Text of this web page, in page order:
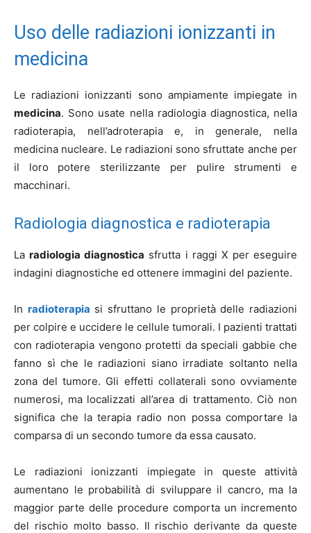
Uso delle radiazioni ionizzanti in
medicina
Le radiazioni ionizzanti sono ampiamente impiegate in
medicina. Sono usate nella radiologia diagnostica, nella
radioterapia, nell’adroterapia e, in generale, nella
medicina nucleare. Le radiazioni sono sfruttate anche per
il loro potere sterilizzante per pulire strumenti e
macchinari.
Radiologia diagnostica e radioterapia
Laradiologia diagnostica sfrutta i raggi X per eseguire
indagini diagnostiche ed ottenere immagini del paziente.
In radioterapia si sfruttano le proprietà delle radiazioni
per colpire e uccidere le cellule tumorali. I pazienti trattati
con radioterapia vengono protetti da speciali gabbie che
fanno sì che le radiazioni siano irradiate soltanto nella
zona del tumore. Gli effetti collaterali sono ovviamente
numerosi, ma localizzati all’area di trattamento. Ciò non
significa che la terapia radio non possa comportare la
comparsa di un secondo tumore da essa causato.
Le radiazioni ionizzanti impiegate in queste attività
aumentano le probabilità di sviluppare il cancro, ma la
maggior parte delle procedure comporta un incremento
del rischio molto basso. Il rischio derivante da queste